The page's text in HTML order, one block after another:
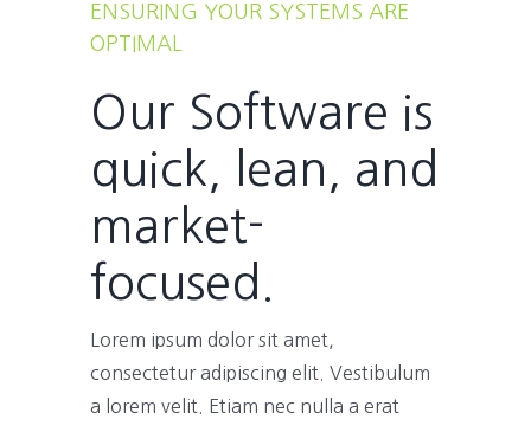
ENSURING YOUR SYSTEMS ARE
OPTIMAL
Our Software is
quick, lean, and
market-
focused.
Lorem ipsum dolor sit amet,
consectetur adipiscing elit. Vestibulum
a lorem velit. Etiam nec nulla a erat